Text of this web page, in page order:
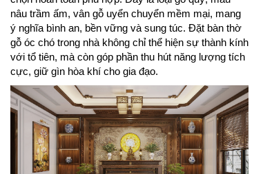
nâu trầm ấm, vân gỗ uyển chuyển mềm mại, mang
ý nghĩa bình an, bền vững và sung túc. Đặt bàn thờ
gỗ óc chó trong nhà không chỉ thể hiện sự thành kính
với tổ tiên, mà còn góp phần thu hút năng lượng tích
cực, giữ gìn hòa khí cho gia đạo.